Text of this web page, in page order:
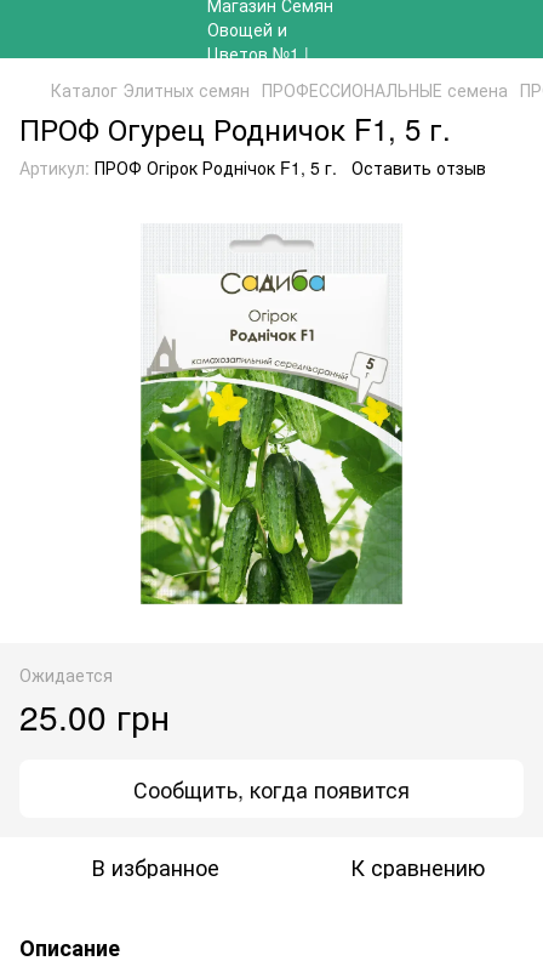
Каталог Элитных семян ПРОФЕССИОНАЛЬНЫЕ семена
ПРОФ Огурец Родничок F1, 5 г.
Артикул: ПРОФ Огірок Роднічок F1, 5 г. Оставить отзыв
Ожидается
25.00 грн
Сообщить, когда появится
В избранное К сравнению
Описание